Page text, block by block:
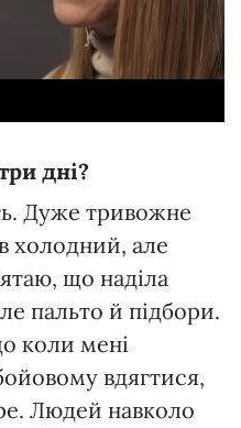
дні?
Дуже тривожне
холодний, але
що наділа
пальто й підбори.
коли мені
вдягтися,
Людей навколо